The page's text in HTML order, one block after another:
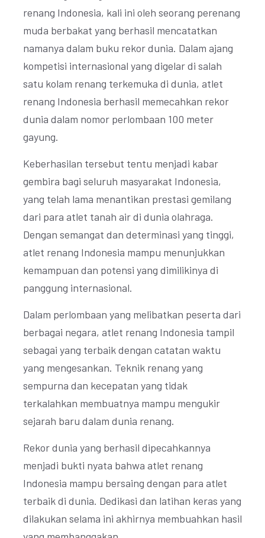
renang Indonesia, kali ini oleh seorang perenang
muda berbakat yang berhasil mencatatkan
namanya dalam buku rekor dunia. Dalam ajang
kompetisi internasional yang digelar di salah
satu kolam renang terkemuka di dunia, atlet
renang Indonesia berhasil memecahkan rekor
dunia dalam nomor perlombaan 100 meter
gayung.
Keberhasilan tersebut tentu menjadi kabar
gembira bagi seluruh masyarakat Indonesia,
yang telah lama menantikan prestasi gemilang
dari para atlet tanah air di dunia olahraga.
Dengan semangat dan determinasi yang tinggi,
atlet renang Indonesia mampu menunjukkan
kemampuan dan potensi yang dimilikinya di
panggung internasional.
Dalam perlombaan yang melibatkan peserta dari
berbagai negara, atlet renang Indonesia tampil
sebagai yang terbaik dengan catatan waktu
yang mengesankan. Teknik renang yang
sempurna dan kecepatan yang tidak
terkalahkan membuatnya mampu mengukir
sejarah baru dalam dunia renang.
Rekor dunia yang berhasil dipecahkannya
menjadi bukti nyata bahwa atlet renang
Indonesia mampu bersaing dengan para atlet
terbaik di dunia. Dedikasi dan latihan keras yang
dilakukan selama ini akhirnya membuahkan hasil